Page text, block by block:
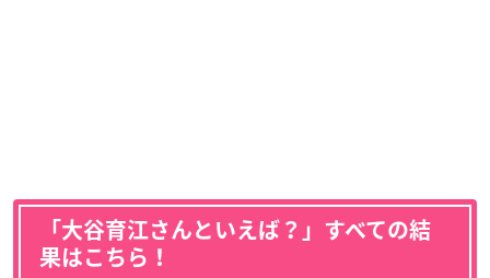
「大谷育江さんといえば？」すべての結
果はこちら！